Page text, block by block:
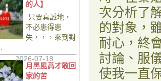
的人】
只要真誠地，
不必患得患
失，，，來到對
2026-07-18
月黑風高才敢回
家的苦
次分析了
的對象，
耐心，終
討論、服
使我一直